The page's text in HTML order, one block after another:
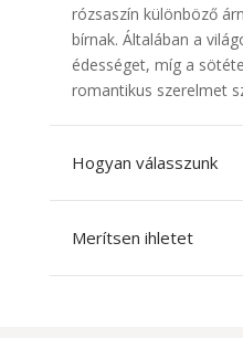
rózsaszín különböző
bírnak. Általában a
édességet, míg a
romantikus szerelmet
Hogyan válasszunk
Merítsen ihletet